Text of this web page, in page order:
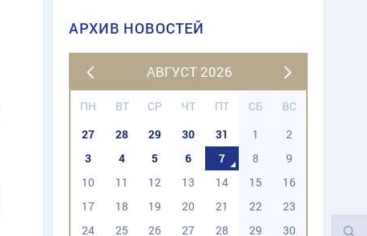
АРХИВ НОВОСТЕЙ
АВГУСТ 2026
ПН ВТ СР ЧТ ПТ СБ
ВС
27
28 29 30 31 1
2
3
4 5 6 7 8
9
10
11 12 13 14 15
16
17
18 19 20 21 22
23
24
25 26 27 28 29
30